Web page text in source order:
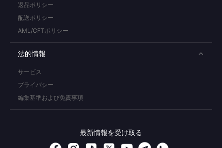
返品ポリシー
配送ポリシー
AML/CFTポリシー
法的情報
サービス
プライバシー
編集基準および免責事項
最新情報を受け取る